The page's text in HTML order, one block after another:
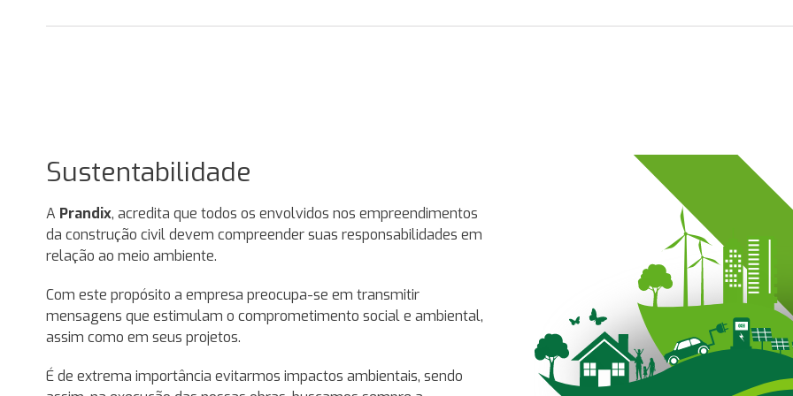
Sustentabilidade
A Prandix, acredita que todos os envolvidos nos empreendimentos
da construção civil devem compreender suas responsabilidades em
relação ao meio ambiente.
Com este propósito a empresa preocupa-se em transmitir
mensagens que estimulam o comprometimento social e ambiental,
assim como em seus projetos.
É de extrema importância evitarmos impactos ambientais, sendo
Sustentabilidade
Portanto, em nosso planejamento assumimos
conciliar as nossas atividades com a
desenvolvimento sustentável.
COMERCIAL E
absorve e aplica as principais técnicas e
ambiental, além de cumprir rigorosamente
recursos necessários para a implantação de